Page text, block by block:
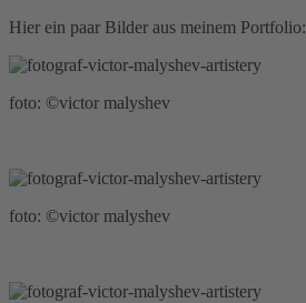
Hier ein paar Bilder aus meinem Portfolio:
foto: ©victor malyshev
foto: ©victor malyshev